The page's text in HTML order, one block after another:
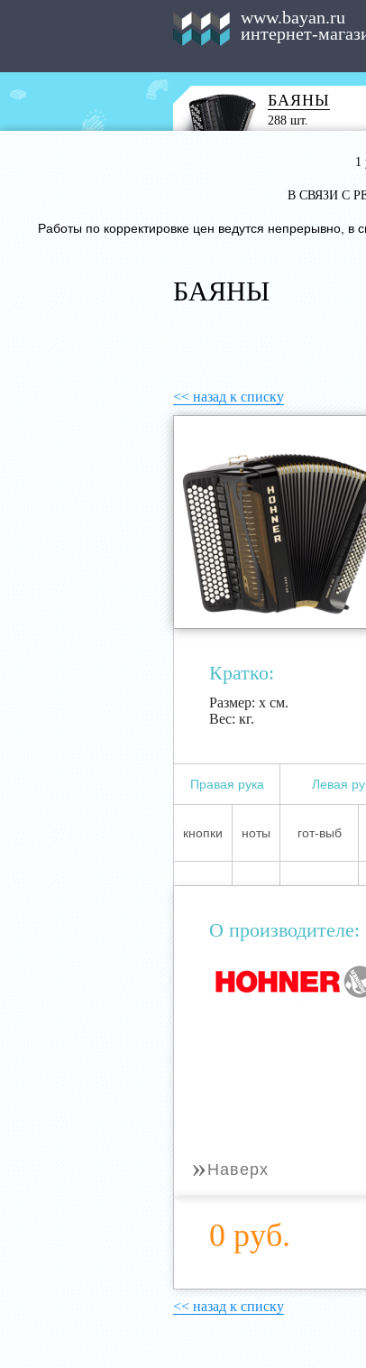
www.bayan.ru
интернет-
БАЯНЫ
288 шт.
1
В СВЯЗИ С
Работы по корректировке цен ведутся непрерывно, в
БАЯНЫ
<< назад к списку
Кратко:
Размер: х см.
Вес: кг.
Правая рука Левая
кнопки ноты гот-выб
О производителе:
» Наверх
0 руб.
<< назад к списку